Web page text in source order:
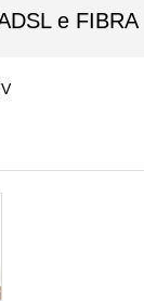
e FIBRA